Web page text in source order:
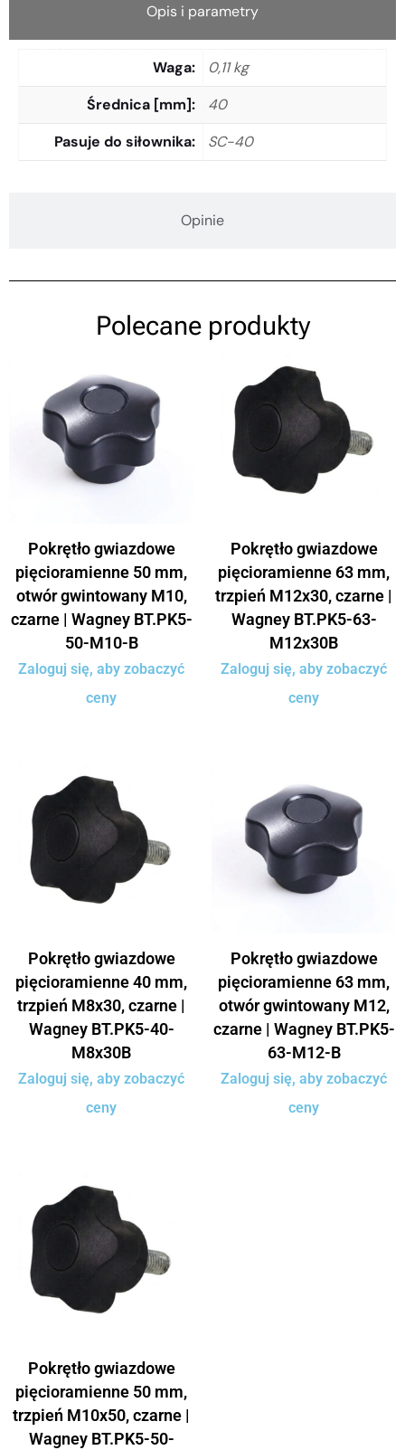
Opis i parametry
Opinie
Waga
0,11 kg
Średnica [mm]
40
Pasuje do siłownika
SC-40
Polecane produkty
Pokrętło gwiazdowe
pięcioramienne 50 mm,
otwór gwintowany M10,
czarne | Wagney BT.PK5-
50-M10-B
Zaloguj się, aby zobaczyć
ceny
Pokrętło gwiazdowe
pięcioramienne 63 mm,
trzpień M12x30, czarne |
Wagney BT.PK5-63-
M12x30B
Zaloguj się, aby zobaczyć
ceny
Pokrętło gwiazdowe
pięcioramienne 40 mm,
trzpień M8x30, czarne |
Wagney BT.PK5-40-
M8x30B
Zaloguj się, aby zobaczyć
ceny
Pokrętło gwiazdowe
pięcioramienne 63 mm,
otwór gwintowany M12,
czarne | Wagney BT.PK5-
63-M12-B
Zaloguj się, aby zobaczyć
ceny
Pokrętło gwiazdowe
pięcioramienne 50 mm,
trzpień M10x50, czarne |
Wagney BT.PK5-50-